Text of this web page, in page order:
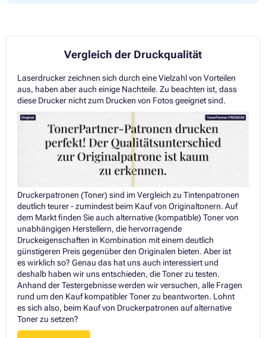
Vergleich der Druckqualität
Laserdrucker zeichnen sich durch eine Vielzahl von Vorteilen
aus, haben aber auch einige Nachteile. Zu beachten ist, dass
diese Drucker nicht zum Drucken von Fotos geeignet sind.
Druckerpatronen (Toner) sind im Vergleich zu Tintenpatronen
deutlich teurer - zumindest beim Kauf von Originaltonern. Auf
dem Markt finden Sie auch alternative (kompatible) Toner von
unabhängigen Herstellern, die hervorragende
Druckeigenschaften in Kombination mit einem deutlich
günstigeren Preis gegenüber den Originalen bieten. Aber ist
es wirklich so? Genau das hat uns auch interessiert und
deshalb haben wir uns entschieden, die Toner zu testen.
Anhand der Testergebnisse werden wir versuchen, alle Fragen
rund um den Kauf kompatibler Toner zu beantworten. Lohnt
es sich also, beim Kauf von Druckerpatronen auf alternative
Toner zu setzen?